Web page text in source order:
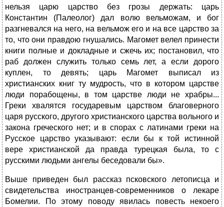
нельзя царю царство без грозы держать: царь
Константин (Палеолог) дал волю вельможам, и бог
разгневался на него, на вельмож его и на все царство за
то, что они правдою гнушались. Магомет велел принести
книги полные и докладные и сжечь их; постановил, что
раб должен служить только семь лет, а если дорого
куплен, то девять; царь Магомет выписал из
христианских книг ту мудрость, что в котором царстве
люди порабощены, в том царстве люди не храбры...
Греки хвалятся государевым царством благоверного
царя русского, другого христианского царства вольного и
закона греческого нет; и в спорах с латинами греки на
Русское царство указывают: если бы к той истинной
вере христианской да правда турецкая была, то с
русскими людьми ангелы беседовали бы».
Выше приведен был рассказ псковского летописца и
свидетельства иностранцев-современников о лекаре
Бомелии. По этому поводу явилась повесть некоего